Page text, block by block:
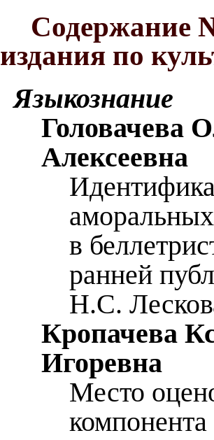
Содержание
издания по
Языкознание
Головачева
Алексеевна
в
ранней
Н.С.
Кропачева
Игоревна
Место
компонента